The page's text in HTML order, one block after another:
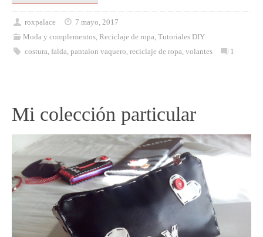
roxpalace
7 mayo, 2017
Moda y complementos, Reciclaje de ropa, Tutoriales DIY
costura, falda, pantalon vaquero, reciclaje de ropa, volantes 1
Mi colección particular